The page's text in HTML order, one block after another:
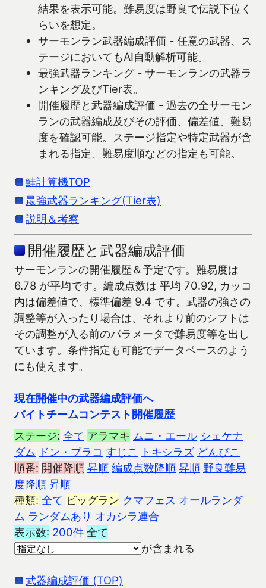
結果を表示可能。難易度は野良で伝説下位く
らいを想定。
サーモンラン武器編成評価 - 任意の武器、ス
テージにおいてもAI自動解析可能。
最強武器ランキング - サーモンランの武器ラ
ンキング及びTier表。
開催履歴と武器編成評価 - 過去の全サーモン
ランの武器編成及びその評価、偏差値、難易
度を確認可能。ステージ指定や特定武器が含
まれる指定、難易度順などの指定も可能。
鮭計算機TOP
最強武器ランキング(Tier表)
説明＆考察
開催履歴と武器編成評価
サーモンランの開催履歴＆予定です。難易度は
6.78 が平均です。編成点数は 平均 70.92, カッコ
内は偏差値で、標準偏差 9.4 です。武器の強さの
調整等が入ったり場合は、それより前のシフトは
その調整が入る前のパラメータで難易度等を出し
ています。条件指定も可能でデータベースのよう
にも使えます。
現在開催中の武器編成評価へ
バイトチームコンテスト開催履歴
ステージ: 全て アラマキ ムニ・エール シェケナ
ダム ドン・ブラコ すじこ トキシラズ どんぴこ
順番: 開催降順 昇順 編成点数降順 昇順 野良難易
度降順 昇順
種類: 全て ビッグラン クマフェス オールランダ
ム ランダムあり オカシラ連合
表示数: 200件 全て
が含まれる
武器編成評価 (TOP)